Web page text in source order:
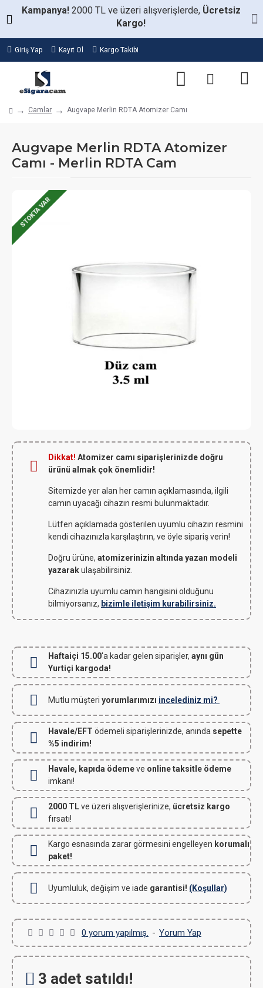
Kampanya! 2000 TL ve üzeri alışverişlerde, Ücretsiz
Kargo!
Giriş Yap Kayıt Ol Kargo Takibi
Camlar Augvape Merlin RDTA Atomizer Camı
Augvape Merlin RDTA Atomizer
Camı - Merlin RDTA Cam
STOKTA VAR
Dikkat! Atomizer camı siparişlerinizde doğru
ürünü almak çok önemlidir!
Sitemizde yer alan her camın açıklamasında, ilgili
camın uyacağı cihazın resmi bulunmaktadır.
Lütfen açıklamada gösterilen uyumlu cihazın resmini
kendi cihazınızla karşılaştırın, ve öyle sipariş verin!
Doğru ürüne, atomizerinizin altında yazan modeli
yazarakulaşabilirsiniz.
Cihazınızla uyumlu camın hangisini olduğunu
bilmiyorsanız, bizimle iletişim kurabilirsiniz.
Haftaiçi 15.00'a kadar gelen siparişler, aynı gün
Yurtiçi kargoda!
Mutlu müşteri yorumlarımızı incelediniz mi?
Havale/EFT ödemeli siparişlerinizde, anında sepette
%5 indirim!
Havale, kapıda ödemeve online taksitle ödeme
imkanı!
2000 TLve üzeri alışverişlerinize, ücretsiz kargo
fırsatı!
Kargo esnasında zarar görmesini engelleyen korumalı
paket!
Uyumluluk, değişim ve iade garantisi! (Koşullar)
0 yorum yapılmış. - Yorum Yap
3 adet satıldı!